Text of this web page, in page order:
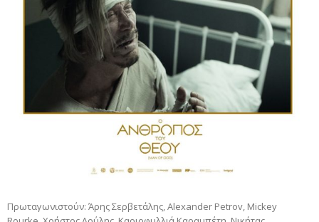
Πρωταγωνιστούν: Άρης Σερβετάλης, Alexander Petrov, Mickey